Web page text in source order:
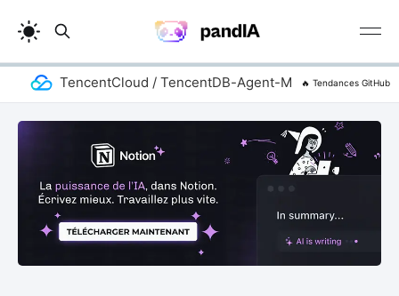
TencentCloud / TencentDB-Agent-Memory🔥 Tendances GitHub